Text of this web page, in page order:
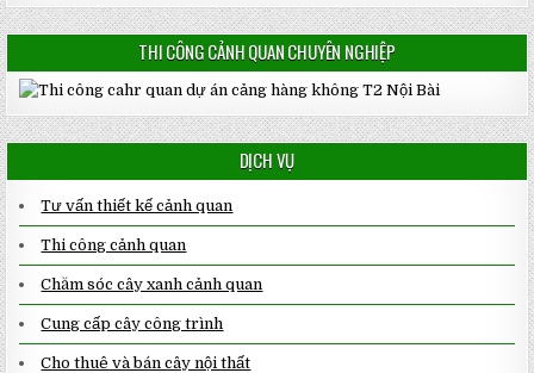
THI CÔNG CẢNH QUAN CHUYÊN NGHIỆP
DỊCH VỤ
Tư vấn thiết kế cảnh quan
Thi công cảnh quan
Chăm sóc cây xanh cảnh quan
Cung cấp cây công trình
Cho thuê và bán cây nội thất